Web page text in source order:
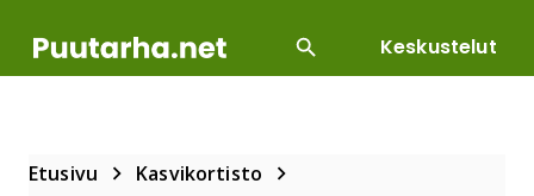
Keskustelut
Etusivu Kasvikortisto